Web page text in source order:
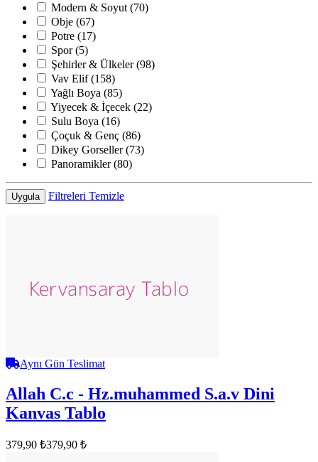
Modern & Soyut (70)
Obje (67)
Potre (17)
Spor (5)
Şehirler & Ülkeler (98)
Vav Elif (158)
Yağlı Boya (85)
Yiyecek & İçecek (22)
Sulu Boya (16)
Çoçuk & Genç (86)
Dikey Gorseller (73)
Panoramikler (80)
Uygula Filtreleri Temizle
Aynı Gün Teslimat
Allah C.c - Hz.muhammed S.a.v Dini
Kanvas Tablo
379,90 ₺379,90 ₺